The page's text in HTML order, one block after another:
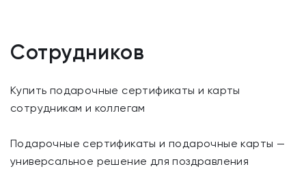
Сотрудников
Купить подарочные сертификаты и карты
сотрудникам и коллегам
Подарочные сертификаты и подарочные карты —
универсальное решение для поздравления